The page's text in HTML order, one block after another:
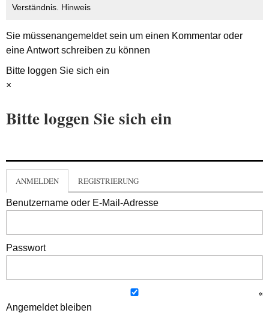
Verständnis. Hinweis
Sie müssenangemeldetsein um einen Kommentar oder
eine Antwort schreiben zu können
Bitte loggen Sie sich ein
×
Bitte loggen Sie sich ein
ANMELDEN REGISTRIERUNG
Benutzername oder E-Mail-Adresse
Passwort
Angemeldet bleiben